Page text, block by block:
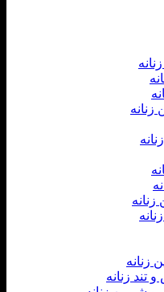
زنانه
تند زنانه